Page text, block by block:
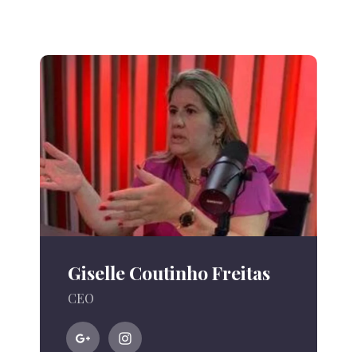
Giselle Coutinho Freitas
CEO